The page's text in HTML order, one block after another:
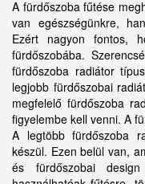
A fürdőszoba fűtése
van egészségünkre,
Ezért nagyon fontos,
fürdőszobába.
fürdőszoba radiátor
legjobb fürdőszobai
megfelelő fürdőszoba
figyelembe kell venni. A
A legtöbb fürdőszoba
készül. Ezen belül van,
és fürdőszobai